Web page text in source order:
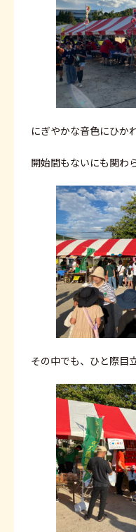
にぎやかな音色にひか
開始間もないにも関わ
その中でも、ひと際目